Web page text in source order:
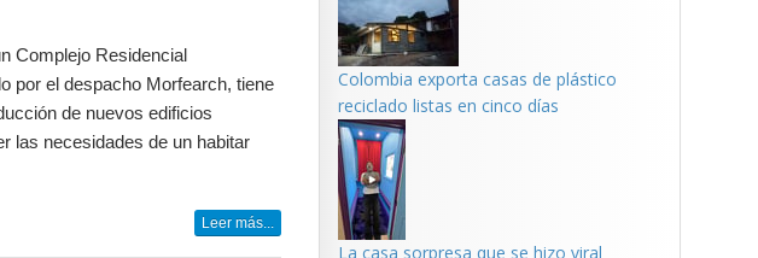
Complejo Residencial
por el despacho Morfearch, tiene
de nuevos edificios
las necesidades de un habitar
Leer más...
Colombia exporta casas de plástico
reciclado listas en cinco días
La casa sorpresa que se hizo viral